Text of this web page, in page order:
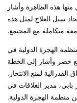
هذه الظاهرة وأشار
سبل العلاج لمثل هذه
متكاملة مع المجتمع.
الهجرة الدولية في
خضر وأشار إلى الخطة
الفدرالية لمنع الانتحار.
بابي، مدير العلاقات فی
منظمة الهجرة الدولية.